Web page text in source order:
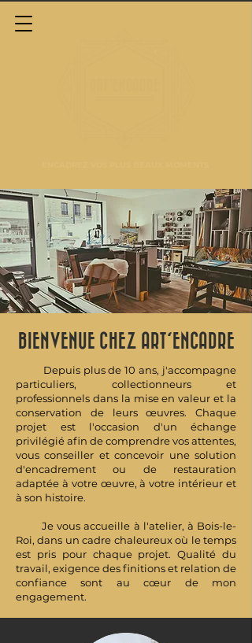
BIENVENUE CHEZ ART'ENCADRE
Depuis plus de 10 ans, j'accompagne
particuliers, collectionneurs et
professionnels dans la mise en valeur et la
conservation de leurs œuvres. Chaque
projet est l'occasion d'un échange
privilégié afin de comprendre vos attentes,
vous conseiller et concevoir une solution
d'encadrement ou de restauration
adaptée à votre œuvre, à votre intérieur et
à son histoire.
Je vous accueille à l'atelier, à Bois-le-
Roi, dans un cadre chaleureux où le temps
est pris pour chaque projet. Qualité du
travail, exigence des finitions et relation de
confiance sont au cœur de mon
engagement.